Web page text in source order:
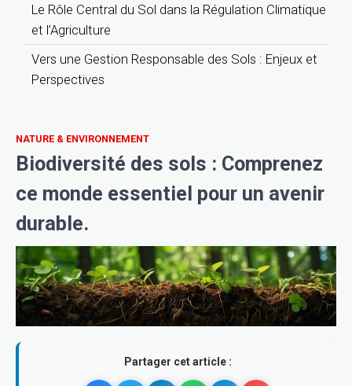
NATURE & ENVIRONNEMENT
Biodiversité des sols : Comprenez
ce monde essentiel pour un avenir
durable.
Partager cet article :
Le Rôle Central du Sol dans la Régulation Climatique
et l’Agriculture
Vers une Gestion Responsable des Sols : Enjeux et
Perspectives